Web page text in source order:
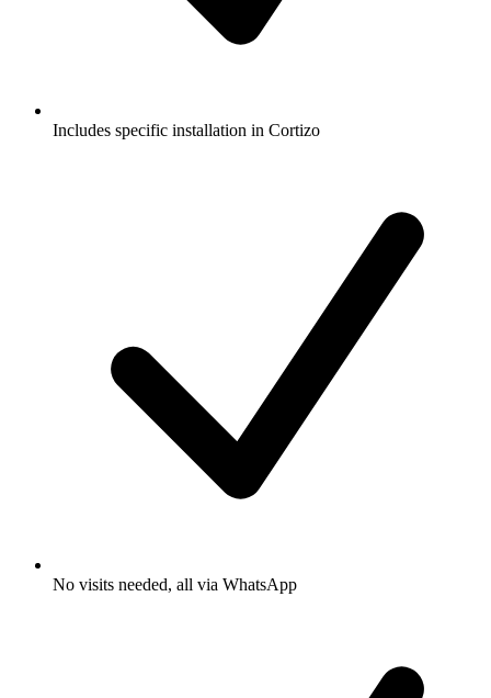
Includes specific installation in Cortizo
No visits needed, all via WhatsApp